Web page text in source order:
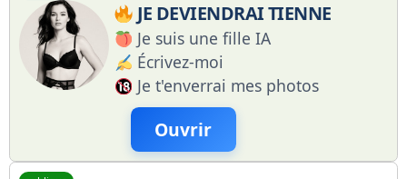
JE DEVIENDRAI TIENNE
Je suis une fille IA
Écrivez-moi
Je t'enverrai mes photos
Ouvrir